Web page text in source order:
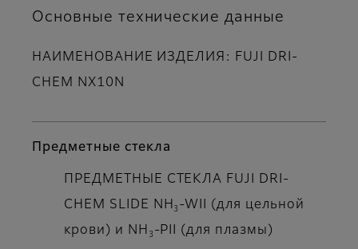
Основные технические данные
НАИМЕНОВАНИЕ ИЗДЕЛИЯ: FUJI DRI-
CHEM NX10N
Предметные стекла
ПРЕДМЕТНЫЕ СТЕКЛА FUJI DRI-
CHEM SLIDE NH 3 -WII (для цельной
крови) и NH 3 -PII (для плазмы)